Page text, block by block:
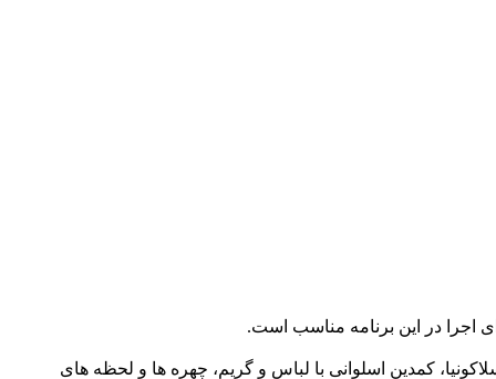
اجرا در این برنامه مناسب است.
کمدین اسلوانی با لباس و گریم، چهره ها و لحظه های